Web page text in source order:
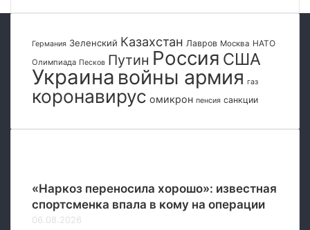
о
р
у
и
я
а
н
и
т
а
е
р
а
К
а
Германия Зеленский Казахстан Лавров Москва НАТО
Олимпиада Песков Путин Россия США
Украина войны армия газ
коронавирус омикрон пенсия санкции
«Наркоз переносила хорошо»: известная
спортсменка впала в кому на операции
06.08.2026